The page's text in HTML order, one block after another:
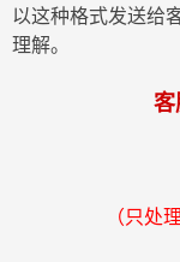
以这种格式发送给
理解。
（只处